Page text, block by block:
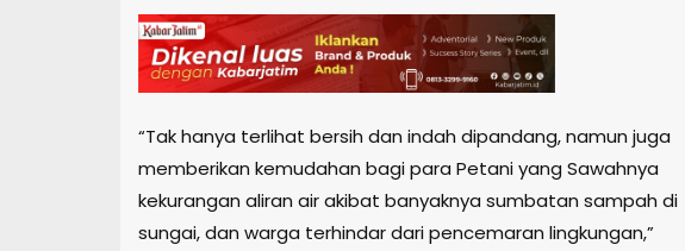
“Tak hanya terlihat bersih dan indah dipandang, namun juga
memberikan kemudahan bagi para Petani yang Sawahnya
kekurangan aliran air akibat banyaknya sumbatan sampah di
sungai, dan warga terhindar dari pencemaran lingkungan,”